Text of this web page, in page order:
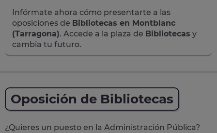
Infórmate ahora cómo presentarte a las
oposiciones de Bibliotecas en Montblanc
(Tarragona). Accede a la plaza de Bibliotecas y
cambia tu futuro.
Oposición de Bibliotecas
¿Quieres un puesto en la Administración Pública?